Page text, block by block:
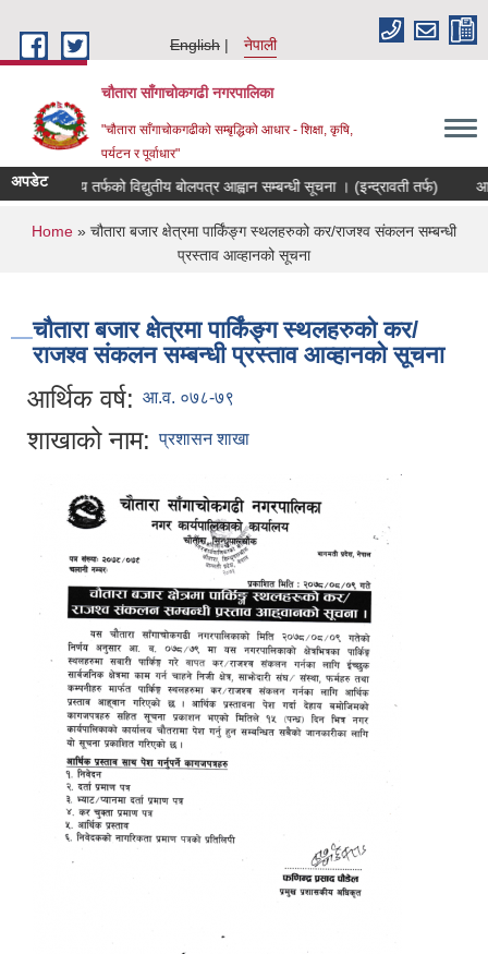
English
नेपाली
चौतारा साँगाचोकगढी नगरपालिका
"चौतारा साँगाचोकगढीको सम्बृद्धिको आधार - शिक्षा, कृषि,
पर्यटन र पूर्वाधार"
अपडेटआय तर्फको विद्युतीय बोलपत्र आह्वान सम्बन्धी सूचना । (इन्द्रावती तर्फ)
You are here
Home » चौतारा बजार क्षेत्रमा पार्किंङ्ग स्थलहरुको कर/राजश्व संकलन सम्बन्धी
प्रस्ताव आव्हानको सूचना
चौतारा बजार क्षेत्रमा पार्किंङ्ग स्थलहरुको कर/
राजश्व संकलन सम्बन्धी प्रस्ताव आव्हानको सूचना
आर्थिक वर्ष: आ.व. ०७८-७९
शाखाको नाम: प्रशासन शाखा